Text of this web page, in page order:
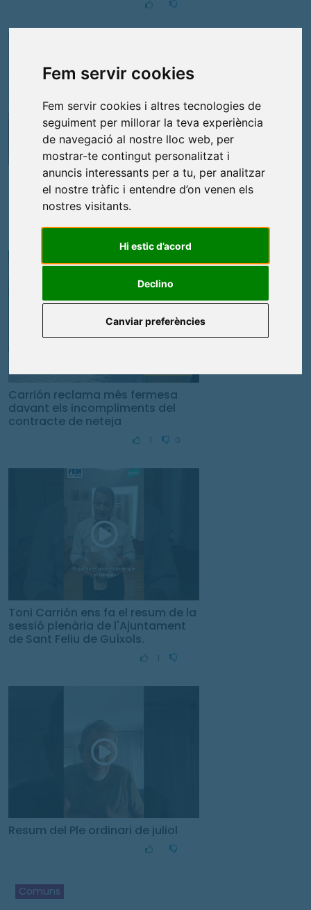
Fem servir cookies
Fem servir cookies i altres tecnologies de
seguiment per millorar la teva experiència
de navegació al nostre lloc web, per
mostrar-te contingut personalitzat i
anuncis interessants per a tu, per analitzar
el nostre tràfic i entendre d’on venen els
nostres visitants.
Hi estic d’acord
Declino
Canviar preferències
Política
El Ple aprova el Reglament de la
Taula de coordinació pel dret a
l’habtatge
Junts
Carrión reclama més fermesa
davant els incompliments del
contracte de neteja
Toni Carrión ens fa el resum de la
sessió plenària de l'Ajuntament
de Sant Feliu de Guíxols.
Resum del Ple ordinari de juliol
Comuns